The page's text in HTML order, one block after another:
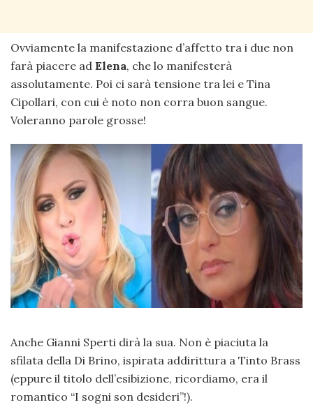
Ovviamente la manifestazione d’affetto tra i due non
farà piacere ad Elena, che lo manifesterà
assolutamente. Poi ci sarà tensione tra lei e Tina
Cipollari, con cui è noto non corra buon sangue.
Voleranno parole grosse!
Anche Gianni Sperti dirà la sua. Non è piaciuta la
sfilata della Di Brino, ispirata addirittura a Tinto Brass
(eppure il titolo dell’esibizione, ricordiamo, era il
romantico “I sogni son desideri”!).